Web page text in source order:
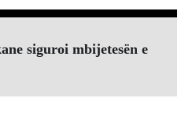
siguroi mbijetesën e